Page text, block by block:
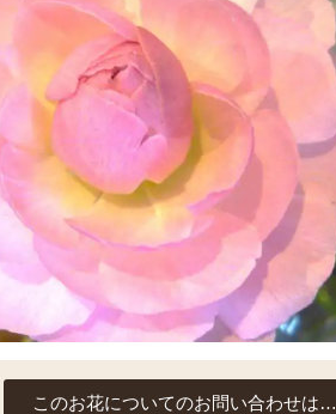
このお花についてのお問い合わせは…